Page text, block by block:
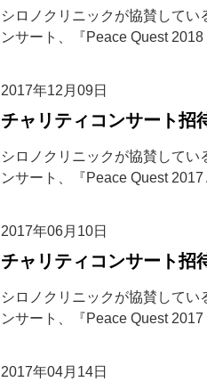
シロノクリニックが協賛して
ンサート、『Peace Quest
2017年12月09日
チャリティコンサート招
シロノクリニックが協賛して
ンサート、『Peace Quest
2017年06月10日
チャリティコンサート招
シロノクリニックが協賛して
ンサート、『Peace Quest
2017年04月14日